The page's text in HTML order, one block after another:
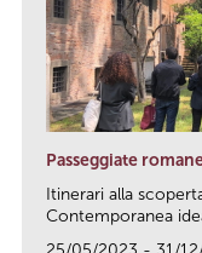
Passeggiate
Itinerari alla
Contemporanea